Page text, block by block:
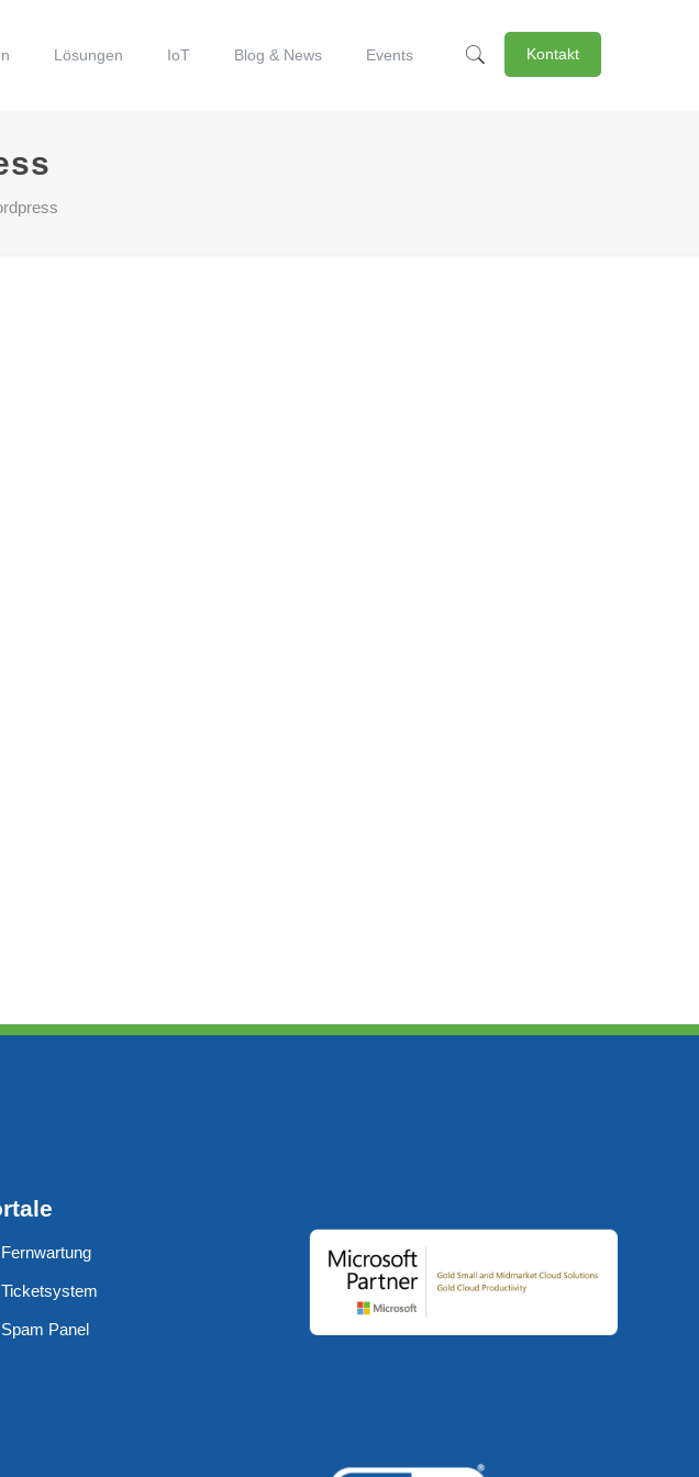
Lösungen IoT Blog & News Events Kontakt
Fernwartung
Ticketsystem
Spam Panel